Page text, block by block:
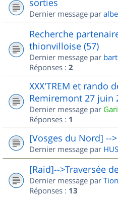
Dernier message par
Recherche
thionvilloise (57)
Dernier message par
Réponses : 2
XXX'TREM et rando
Remiremont 27 juin
Dernier message par
Réponses : 1
[Vosges du Nord] --
Dernier message par
[Raid]-->Traversée
Dernier message par
Réponses : 13